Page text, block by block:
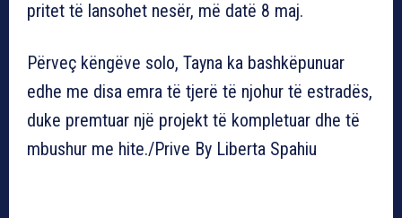
pritet të lansohet nesër, më datë 8 maj.
Përveç këngëve solo, Tayna ka bashkëpunuar
edhe me disa emra të tjerë të njohur të estradës,
duke premtuar një projekt të kompletuar dhe të
mbushur me hite./Prive By Liberta Spahiu